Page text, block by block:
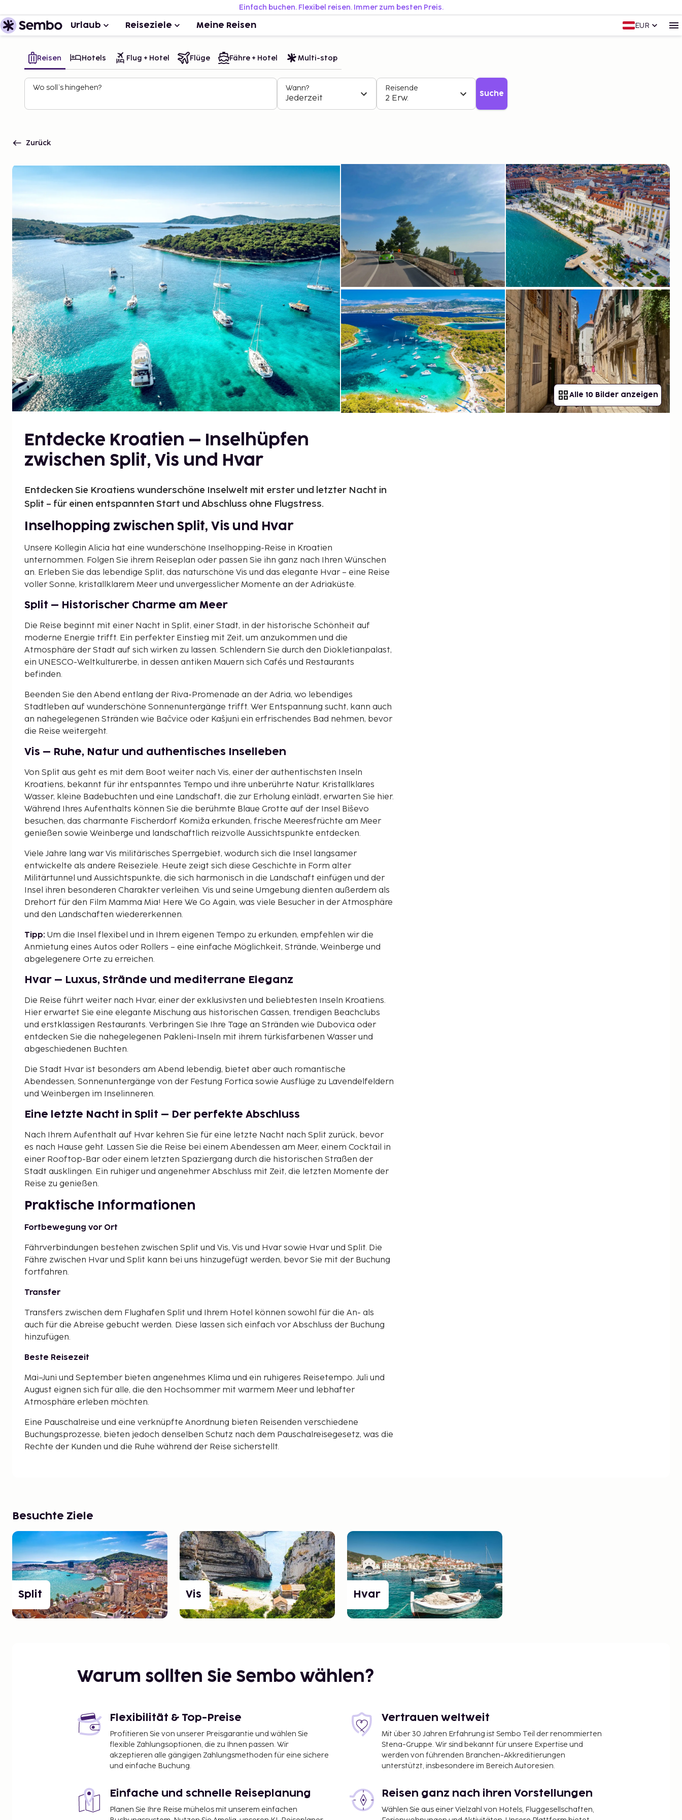
Einfach buchen. Flexibel reisen. Immer zum besten Preis.
Urlaub Reiseziele Meine Reisen EUR
Reisen Hotels Flug + Hotel Flüge Fähre + Hotel Multi-stop
Wo soll’s hingehen? Wann?
Jederzeit
Reisende
2 Erw. Suche
Zurück
Alle 10 Bilder anzeigen
Entdecke Kroatien – Inselhüpfen
zwischen Split, Vis und Hvar
Entdecken Sie Kroatiens wunderschöne Inselwelt mit erster und letzter Nacht in
Split – für einen entspannten Start und Abschluss ohne Flugstress.
Inselhopping zwischen Split, Vis und Hvar
Unsere Kollegin Alicia hat eine wunderschöne Inselhopping-Reise in Kroatien
unternommen. Folgen Sie ihrem Reiseplan oder passen Sie ihn ganz nach Ihren Wünschen
an. Erleben Sie das lebendige Split, das naturschöne Vis und das elegante Hvar – eine Reise
voller Sonne, kristallklarem Meer und unvergesslicher Momente an der Adriaküste.
Split – Historischer Charme am Meer
Die Reise beginnt mit einer Nacht in Split, einer Stadt, in der historische Schönheit auf
moderne Energie trifft. Ein perfekter Einstieg mit Zeit, um anzukommen und die
Atmosphäre der Stadt auf sich wirken zu lassen. Schlendern Sie durch den Diokletianpalast,
ein UNESCO-Weltkulturerbe, in dessen antiken Mauern sich Cafés und Restaurants
befinden.
Beenden Sie den Abend entlang der Riva-Promenade an der Adria, wo lebendiges
Stadtleben auf wunderschöne Sonnenuntergänge trifft. Wer Entspannung sucht, kann auch
an nahegelegenen Stränden wie Bačvice oder Kašjuni ein erfrischendes Bad nehmen, bevor
die Reise weitergeht.
Vis – Ruhe, Natur und authentisches Inselleben
Von Split aus geht es mit dem Boot weiter nach Vis, einer der authentischsten Inseln
Kroatiens, bekannt für ihr entspanntes Tempo und ihre unberührte Natur. Kristallklares
Wasser, kleine Badebuchten und eine Landschaft, die zur Erholung einlädt, erwarten Sie hier.
Während Ihres Aufenthalts können Sie die berühmte Blaue Grotte auf der Insel Biševo
besuchen, das charmante Fischerdorf Komiža erkunden, frische Meeresfrüchte am Meer
genießen sowie Weinberge und landschaftlich reizvolle Aussichtspunkte entdecken.
Viele Jahre lang war Vis militärisches Sperrgebiet, wodurch sich die Insel langsamer
entwickelte als andere Reiseziele. Heute zeigt sich diese Geschichte in Form alter
Militärtunnel und Aussichtspunkte, die sich harmonisch in die Landschaft einfügen und der
Insel ihren besonderen Charakter verleihen. Vis und seine Umgebung dienten außerdem als
Drehort für den Film Mamma Mia! Here We Go Again, was viele Besucher in der Atmosphäre
und den Landschaften wiedererkennen.
Tipp: Um die Insel flexibel und in Ihrem eigenen Tempo zu erkunden, empfehlen wir die
Anmietung eines Autos oder Rollers – eine einfache Möglichkeit, Strände, Weinberge und
abgelegenere Orte zu erreichen.
Hvar – Luxus, Strände und mediterrane Eleganz
Die Reise führt weiter nach Hvar, einer der exklusivsten und beliebtesten Inseln Kroatiens.
Hier erwartet Sie eine elegante Mischung aus historischen Gassen, trendigen Beachclubs
und erstklassigen Restaurants. Verbringen Sie Ihre Tage an Stränden wie Dubovica oder
entdecken Sie die nahegelegenen Pakleni-Inseln mit ihrem türkisfarbenen Wasser und
abgeschiedenen Buchten.
Die Stadt Hvar ist besonders am Abend lebendig, bietet aber auch romantische
Abendessen, Sonnenuntergänge von der Festung Fortica sowie Ausflüge zu Lavendelfeldern
und Weinbergen im Inselinneren.
Eine letzte Nacht in Split – Der perfekte Abschluss
Nach Ihrem Aufenthalt auf Hvar kehren Sie für eine letzte Nacht nach Split zurück, bevor
es nach Hause geht. Lassen Sie die Reise bei einem Abendessen am Meer, einem Cocktail in
einer Rooftop-Bar oder einem letzten Spaziergang durch die historischen Straßen der
Stadt ausklingen. Ein ruhiger und angenehmer Abschluss mit Zeit, die letzten Momente der
Reise zu genießen.
Praktische Informationen
Fortbewegung vor Ort
Fährverbindungen bestehen zwischen Split und Vis, Vis und Hvar sowie Hvar und Split. Die
Fähre zwischen Hvar und Split kann bei uns hinzugefügt werden, bevor Sie mit der Buchung
fortfahren.
Transfer
Transfers zwischen dem Flughafen Split und Ihrem Hotel können sowohl für die An- als
auch für die Abreise gebucht werden. Diese lassen sich einfach vor Abschluss der Buchung
hinzufügen.
Beste Reisezeit
Mai–Juni und September bieten angenehmes Klima und ein ruhigeres Reisetempo. Juli und
August eignen sich für alle, die den Hochsommer mit warmem Meer und lebhafter
Atmosphäre erleben möchten.
Eine Pauschalreise und eine verknüpfte Anordnung bieten Reisenden verschiedene
Buchungsprozesse, bieten jedoch denselben Schutz nach dem Pauschalreisegesetz, was die
Rechte der Kunden und die Ruhe während der Reise sicherstellt.
Besuchte Ziele
Split Vis Hvar
Warum sollten Sie Sembo wählen?
Flexibilität & Top-Preise
Profitieren Sie von unserer Preisgarantie und wählen Sie
flexible Zahlungsoptionen, die zu Ihnen passen. Wir
akzeptieren alle gängigen Zahlungsmethoden für eine sichere
und einfache Buchung.
Vertrauen weltweit
Mit über 30 Jahren Erfahrung ist Sembo Teil der renommierten
Stena-Gruppe. Wir sind bekannt für unsere Expertise und
werden von führenden Branchen-Akkreditierungen
unterstützt, insbesondere im Bereich Autoresien.
Einfache und schnelle Reiseplanung
Planen Sie Ihre Reise mühelos mit unserem einfachen
Reisen ganz nach ihren Vorstellungen
Wählen Sie aus einer Vielzahl von Hotels, Fluggesellschaften,